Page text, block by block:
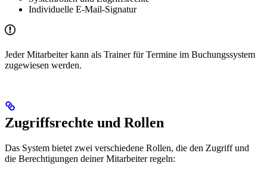
Individuelle E-Mail-Signatur
Jeder Mitarbeiter kann als Trainer für Termine im Buchungssystem
zugewiesen werden.
Zugriffsrechte und Rollen
Das System bietet zwei verschiedene Rollen, die den Zugriff und
die Berechtigungen deiner Mitarbeiter regeln: